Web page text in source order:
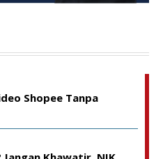
Shopee Tanpa